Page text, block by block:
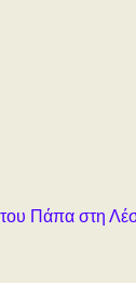
του Πάπα στη